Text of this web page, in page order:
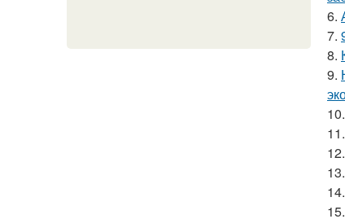
6.
7.
8.
9.
10.
11.
12.
13.
14.
15.